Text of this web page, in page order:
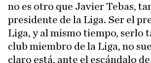
no es otro que Javier Tebas,
presidente de la Liga. Ser el
Liga, y al mismo tiempo, serlo
club miembro de la Liga, no
claro está, ante el escándalo